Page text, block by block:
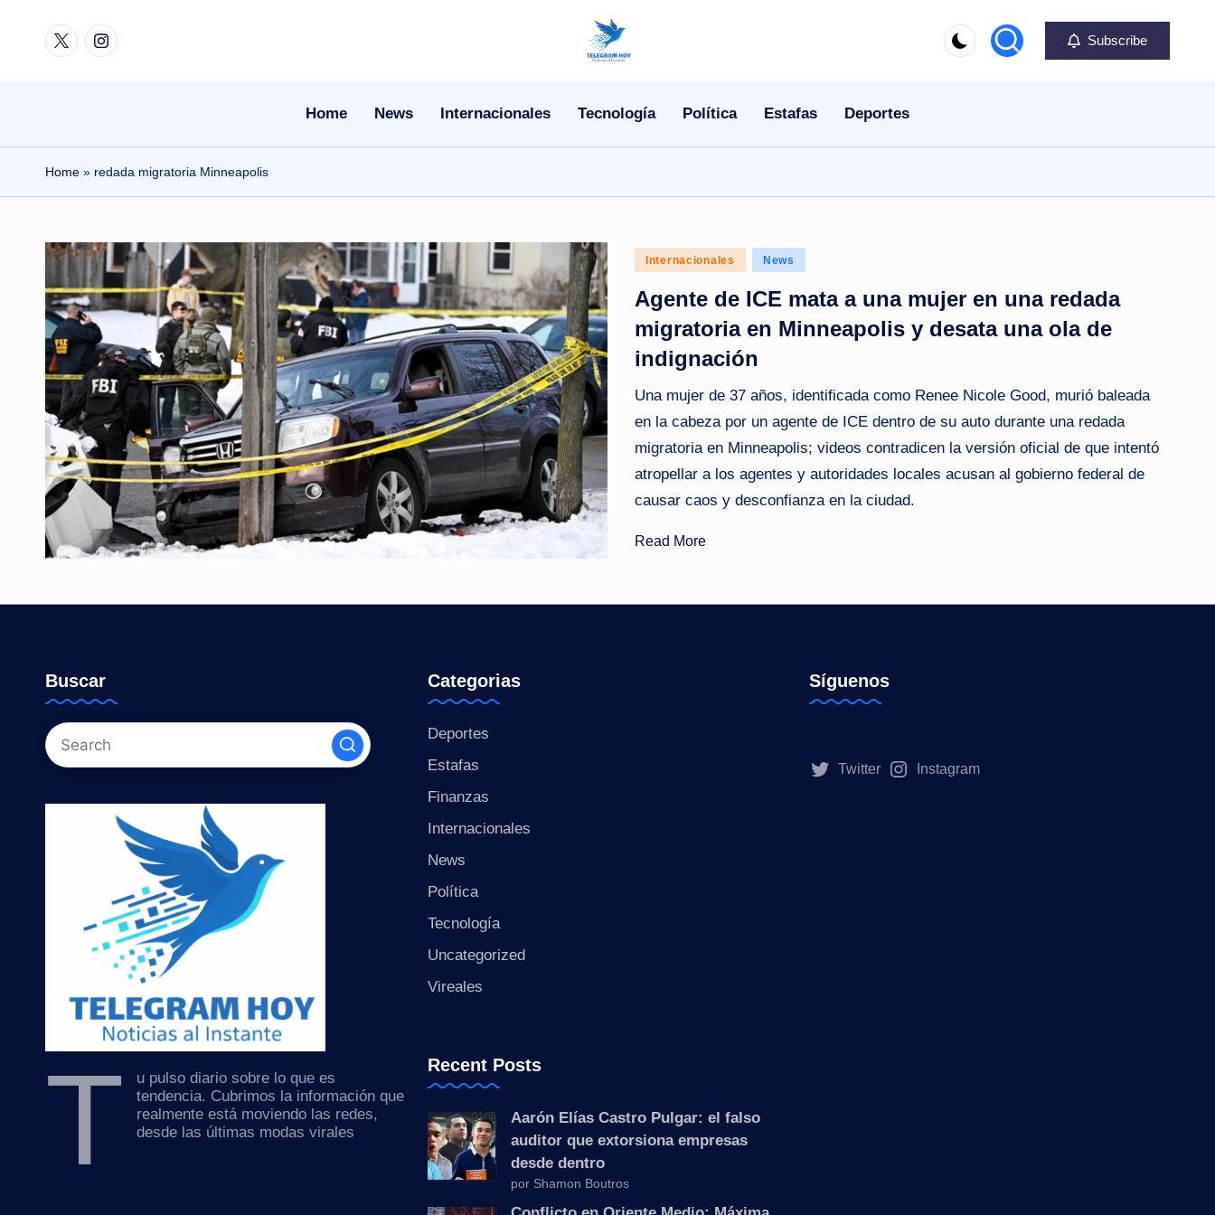
TwitterInstagram
N
e
l
e
|
N
o
ti
c
Subscribe
Home News Internacionales Tecnología Política Estafas Deportes
Home » redada migratoria Minneapolis
Posted
Internacionales News
Agente de ICE mata a una mujer en una redada
migratoria en Minneapolis y desata una ola de
indignación
Una mujer de 37 años, identificada como Renee Nicole Good, murió baleada
en la cabeza por un agente de ICE dentro de su auto durante una redada
migratoria en Minneapolis; videos contradicen la versión oficial de que intentó
atropellar a los agentes y autoridades locales acusan al gobierno federal de
causar caos y desconfianza en la ciudad.
Read More
Buscar
T
u pulso diario sobre lo que es
tendencia. Cubrimos la información que
realmente está moviendo las redes,
desde las últimas modas virales
Categorias
Deportes
Estafas
Finanzas
Internacionales
News
Política
Tecnología
Uncategorized
Vireales
Recent Posts
Aarón Elías Castro Pulgar: el falso
auditor que extorsiona empresas
desde dentro
por Shamon Boutros
Síguenos
Twitter Instagram